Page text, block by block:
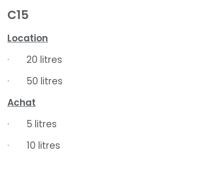
C15
Location
· 20 litres
· 50 litres
Achat
· 5 litres
· 10 litres